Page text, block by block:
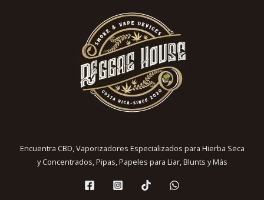
Encuentra CBD, Vaporizadores Especializados para Hierba Seca
y Concentrados, Pipas, Papeles para Liar, Blunts y Más